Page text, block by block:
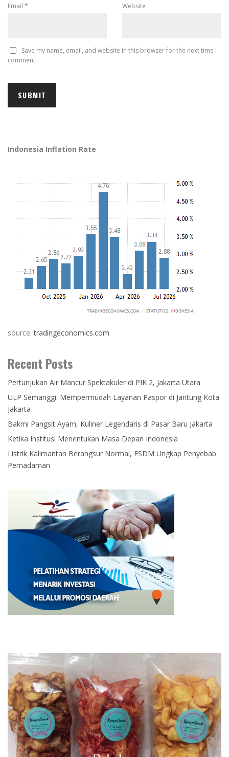
Email * Website
Save my name, email, and website in this browser for the next time I
comment.
Indonesia Inflation Rate
source:tradingeconomics.com
Recent Posts
Pertunjukan Air Mancur Spektakuler di PIK 2, Jakarta Utara
ULP Semanggi: Mempermudah Layanan Paspor di Jantung Kota
Jakarta
Bakmi Pangsit Ayam, Kuliner Legendaris di Pasar Baru Jakarta
Ketika Institusi Menentukan Masa Depan Indonesia
Listrik Kalimantan Berangsur Normal, ESDM Ungkap Penyebab
Pemadaman